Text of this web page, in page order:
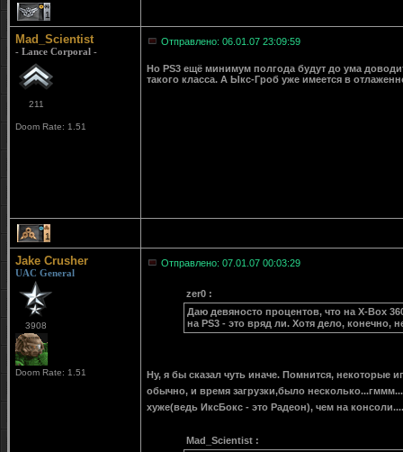
1
Mad_Scientist
- Lance Corporal -
211
Doom Rate: 1.51
Отправлено: 06.01.07 23:09:59
Но PS3 ещё минимум полгода будут до ума
такого класса. А Ыкс-Гроб уже имеется в
1
Jake Crusher
UAC General
3908
Doom Rate: 1.51
Отправлено: 07.01.07 00:03:29
zer0 :
Даю девяносто процентов, что на X-Box
на PS3 - это вряд ли. Хотя дело, конечно,
Ну, я бы сказал чуть иначе. Помнится, некоторые
обычно, и время загрузки,было
хуже(ведь ИксБокс - это Радеон), чем на
Mad_Scientist :